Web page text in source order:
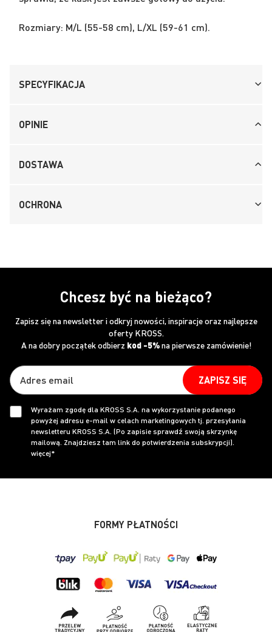
Rozmiary: M/L (55-58 cm), L/XL (59-61 cm).
SPECYFIKACJA
OPINIE
DOSTAWA
OCHRONA
Chcesz być na bieżąco?
Zapisz się na newsletter i odkryj nowości, inspiracje oraz najlepsze
oferty KROSS.
A na dobry początek odbierz kod -5%na pierwsze zamówienie!
ZAPISZ SIĘ
Wyrażam zgodę dla KROSS S.A. na wykorzystanie podanego
powyżej adresu e-mail w celach marketingowych tj. przesyłania
newsletteru KROSS S.A. (Po zapisie sprawdź swoją skrzynkę
mailową. Znajdziesz tam link do potwierdzenia subskrypcji).
więcej*
FORMY PŁATNOŚCI